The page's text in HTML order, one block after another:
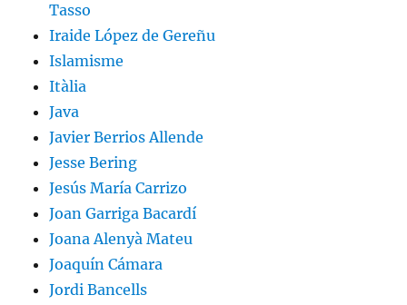
Tasso
Iraide López de Gereñu
Islamisme
Itàlia
Java
Javier Berrios Allende
Jesse Bering
Jesús María Carrizo
Joan Garriga Bacardí
Joana Alenyà Mateu
Joaquín Cámara
Jordi Bancells